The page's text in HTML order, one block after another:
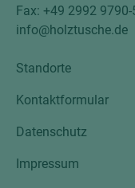
Fax: +49 2992 9790-
info@holztusche.de
Standorte
Kontaktformular
Datenschutz
Impressum